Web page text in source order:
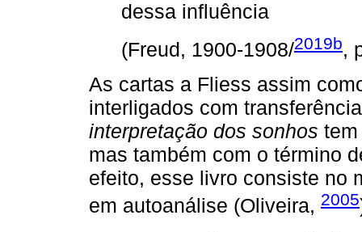
dessa influência
(Freud, 1900-1908/2019b,
As cartas a Fliess assim
interligados com
interpretação dos sonhos
mas também com o término
efeito, esse livro consiste no
em autoanálise (Oliveira, 2005